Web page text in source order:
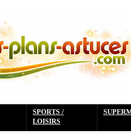
SPORTS /
LOISIRS